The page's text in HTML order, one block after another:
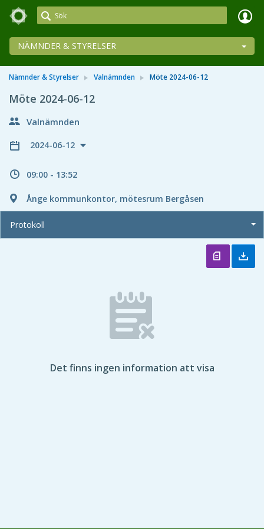
Meetings+
NÄMNDER & STYRELSER
Nämnder & Styrelser Valnämnden Möte 2024-06-12
Möte 2024-06-12
Valnämnden
2024-06-12
09:00 - 13:52
Ånge kommunkontor, mötesrum Bergåsen
Protokoll
Det finns ingen information att visa